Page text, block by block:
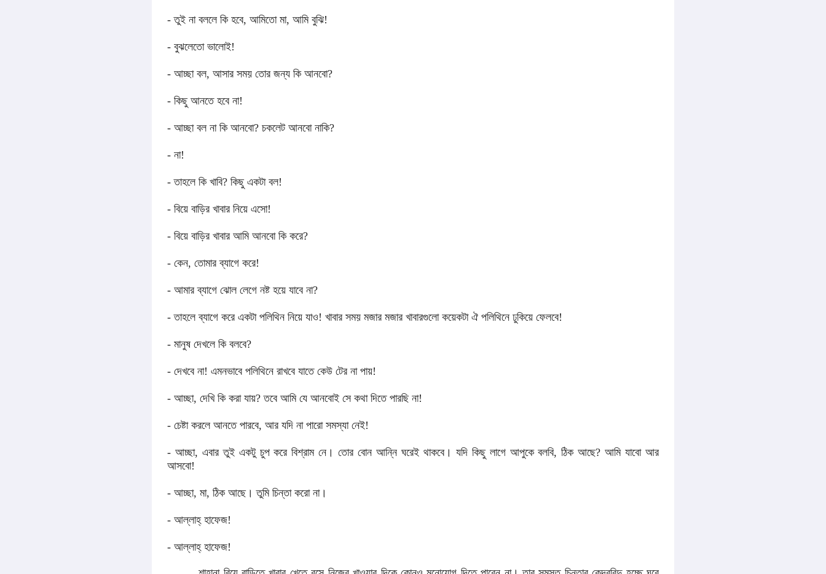
- তুই না বললে কি হবে, আমিতো মা, আমি বুঝি!
- বুঝলেতো ভালোই!
- আচ্ছা বল, আসার সময় তোর জন্য কি আনবো?
- কিছু আনতে হবে না!
- আচ্ছা বল না কি আনবো? চকলেট আনবো নাকি?
- না!
- তাহলে কি খাবি? কিছু একটা বল!
- বিয়ে বাড়ির খাবার নিয়ে এসো!
- বিয়ে বাড়ির খাবার আমি আনবো কি করে?
- কেন, তোমার ব্যাগে করে!
- আমার ব্যাগে ঝোল লেগে নষ্ট হয়ে যাবে না?
- তাহলে ব্যাগে করে একটা পলিথিন নিয়ে যাও! খাবার সময় মজার মজার খাবারগুলো কয়েকটা ঐ পলিথিনে ঢুকিয়ে ফেলবে!
- মানুষ দেখলে কি বলবে?
- দেখবে না! এমনভাবে পলিথিনে রাখবে যাতে কেউ টের না পায়!
- আচ্ছা, দেখি কি করা যায়? তবে আমি যে আনবোই সে কথা দিতে পারছি না!
- চেষ্টা করলে আনতে পারবে, আর যদি না পারো সমস্যা নেই!
- আচ্ছা, এবার তুই একটু চুপ করে বিশ্রাম নে। তোর বোন আন্নি ঘরেই থাকবে। যদি কিছু লাগে আপুকে বলবি, ঠিক আছে? আমি যাবো আর
আসবো!
- আচ্ছা, মা, ঠিক আছে। তুমি চিন্তা করো না।
- আল্লাহ্‌ হাফেজ!
- আল্লাহ্‌ হাফেজ!